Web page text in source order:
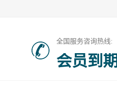
全国服务咨询热线:
会员到期